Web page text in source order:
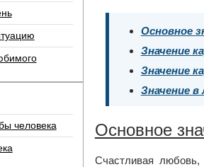
Основное
Значение
Значение
Значение
Основное
Счастливая
человека